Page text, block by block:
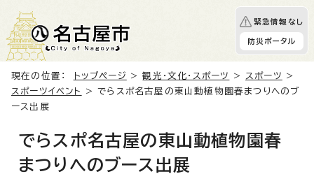
緊急情報なし
防災ポータル
現在の位置： トップページ >観光・文化・スポーツ > スポーツ
>
スポーツイベント
> でらスポ名古屋の東山動植物園春まつりへのブ
ース出展
でらスポ名古屋の東山動植物園春
まつりへのブース出展